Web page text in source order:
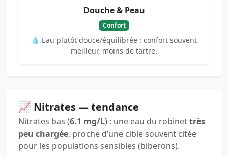
Douche & Peau
Confort
💧 Eau plutôt douce/équilibrée : confort souvent
meilleur, moins de tartre.
📈 Nitrates — tendance
Nitrates bas (6.1 mg/L) : une eau du robinettrès
peu chargée, proche d’une cible souvent citée
pour les populations sensibles (biberons).